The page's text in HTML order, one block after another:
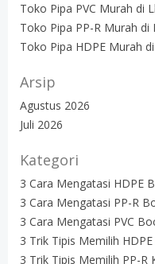
Toko Pipa PVC Murah di
Toko Pipa PP-R Murah
Toko Pipa HDPE Murah
Arsip
Agustus 2026
Juli 2026
Kategori
3 Cara Mengatasi HDPE
3 Cara Mengatasi PP-R
3 Cara Mengatasi PVC
3 Trik Tipis Memilih
3 Trik Tipis Memilih PP-R